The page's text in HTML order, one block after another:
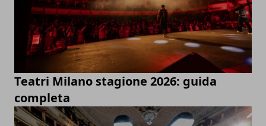
Teatri Milano stagione 2026: guida
completa